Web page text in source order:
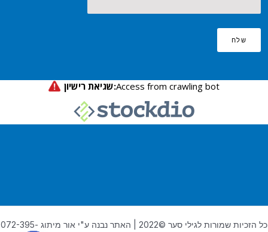
שלח
כל הזכיות שמורות לגילי סער ©2022 | האתר נבנה ע"י אור מיתוג 072-395-